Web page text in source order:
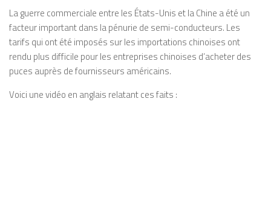
La guerre commerciale entre les États-Unis et la Chine a été un
facteur important dans la pénurie de semi-conducteurs. Les
tarifs qui ont été imposés sur les importations chinoises ont
rendu plus difficile pour les entreprises chinoises d’acheter des
puces auprès de fournisseurs américains.
Voici une vidéo en anglais relatant ces faits :